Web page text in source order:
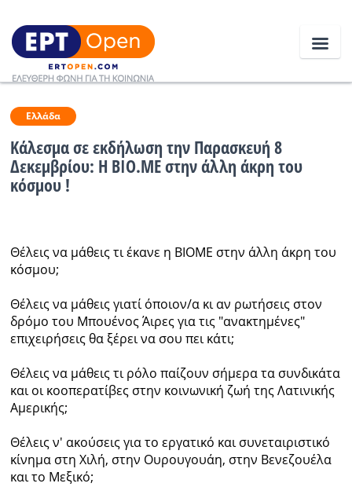
Ειδήσεις
Ελλάδα
Οικονομία
Αθλητικά
Κόσμος
Ραδιόφωνο LIVE
Εκπομπές
Ελλάδα
Κάλεσμα σε εκδήλωση την Παρασκευή 8
Δεκεμβρίου: Η ΒΙΟ.ΜΕ στην άλλη άκρη του
κόσμου !
Θέλεις να μάθεις τι έκανε η ΒΙΟΜΕ στην άλλη άκρη του
κόσμου;
Θέλεις να μάθεις γιατί όποιον/α κι αν ρωτήσεις στον
δρόμο του Μπουένος Άιρες για τις "ανακτημένες"
επιχειρήσεις θα ξέρει να σου πει κάτι;
Θέλεις να μάθεις τι ρόλο παίζουν σήμερα τα συνδικάτα
και οι κοοπερατίβες στην κοινωνική ζωή της Λατινικής
Αμερικής;
Θέλεις ν' ακούσεις για το εργατικό και συνεταιριστικό
κίνημα στη Χιλή, στην Ουρουγουάη, στην Βενεζουέλα
και το Μεξικό;